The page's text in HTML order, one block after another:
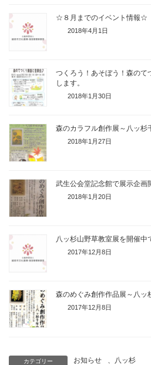
☆８月までのイベント情報☆
2018年4月1日
つくろう！あそぼう！森のて
します。
2018年1月30日
森のカラフル創作展～八ッ杉
2018年1月27日
武生公会堂記念館で展示企画
2018年1月20日
八ッ杉山野草教室展を開催中
2017年12月8日
森のめぐみ創作作品展～八
2017年12月8日
カテゴリー お知らせ 八ッ杉